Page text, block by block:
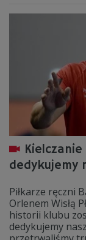
dedykujemy
Piłkarze ręczni
Orlenem Wisłą
historii klubu
dedykujemy